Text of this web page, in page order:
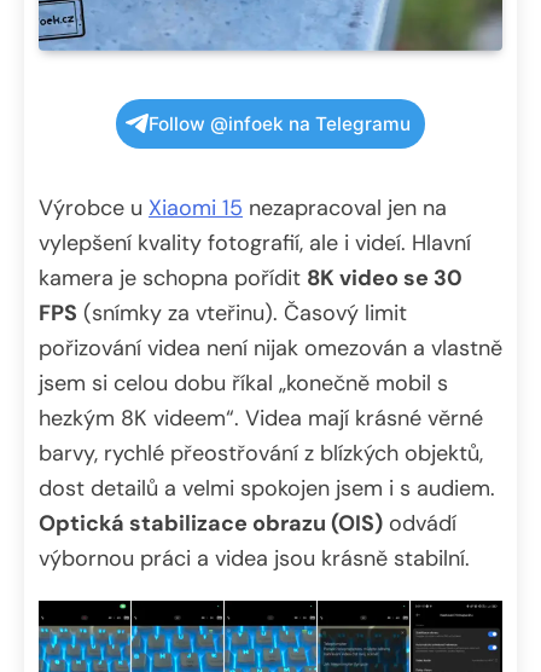
Follow @infoek na Telegramu
Výrobce u Xiaomi 15 nezapracoval jen na
vylepšení kvality fotografií, ale i videí. Hlavní
kamera je schopna pořídit 8K video se 30
FPS (snímky za vteřinu). Časový limit
pořizování videa není nijak omezován a vlastně
jsem si celou dobu říkal „konečně mobil s
hezkým 8K videem“. Videa mají krásné věrné
barvy, rychlé přeostřování z blízkých objektů,
dost detailů a velmi spokojen jsem i s audiem.
Optická stabilizace obrazu (OIS) odvádí
výbornou práci a videa jsou krásně stabilní.